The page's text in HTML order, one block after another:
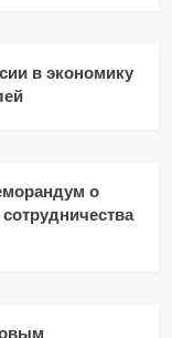
в экономику
о